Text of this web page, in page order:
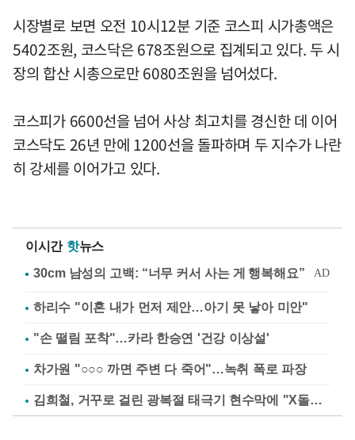
시장별로 보면 오전 10시12분 기준 코스피 시가총액은
5402조원, 코스닥은 678조원으로 집계되고 있다. 두 시
장의 합산 시총으로만 6080조원을 넘어섰다.
코스피가 6600선을 넘어 사상 최고치를 경신한 데 이어
코스닥도 26년 만에 1200선을 돌파하며 두 지수가 나란
히 강세를 이어가고 있다.
이시간 핫뉴스
하리수 "이혼 내가 먼저 제안…아기 못 낳아 미안"
"손 떨림 포착"…카라 한승연 '건강 이상설'
차가원 "○○○ 까면 주변 다 죽어"…녹취 폭로 파장
김희철, 거꾸로 걸린 광복절 태극기 현수막에 "X돌았네"